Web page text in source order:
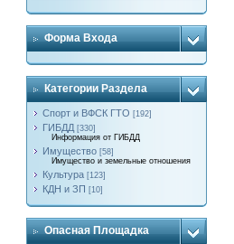
Форма Входа
Категории Раздела
Спорт и ВФСК ГТО [192]
ГИБДД [330]
Информация от ГИБДД
Имущество [58]
Имущество и земельные отношения
Культура [123]
КДН и ЗП [10]
Опасная Площадка